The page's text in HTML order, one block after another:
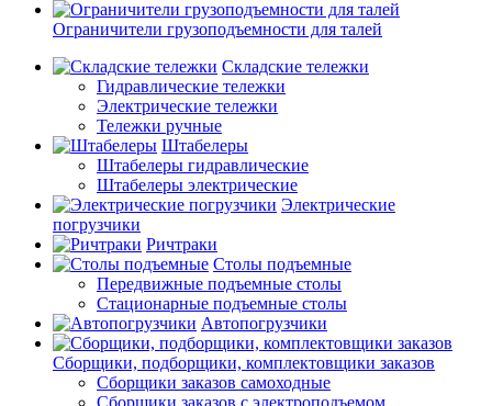
Ограничители грузоподъемности для талей
Складские тележки
Гидравлические тележки
Электрические тележки
Тележки ручные
Штабелеры
Штабелеры гидравлические
Штабелеры электрические
Электрические
погрузчики
Ричтраки
Столы подъемные
Передвижные подъемные столы
Стационарные подъемные столы
Автопогрузчики
Сборщики, подборщики, комплектовщики заказов
Сборщики заказов самоходные
Сборщики заказов с электроподъемом